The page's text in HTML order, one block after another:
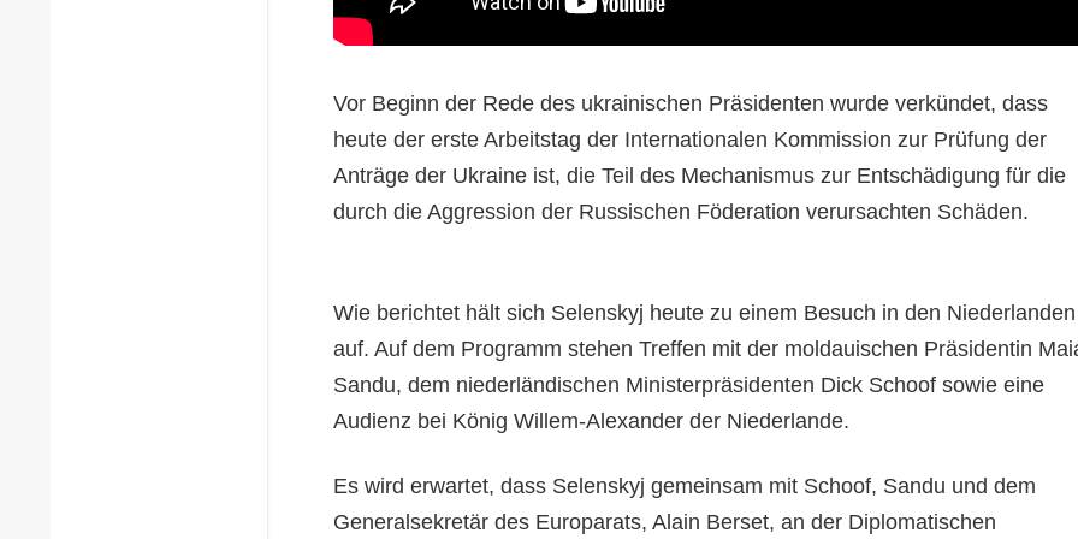
Vor Beginn der Rede des ukrainischen Präsidenten wurde verkündet, dass
heute der erste Arbeitstag der Internationalen Kommission zur Prüfung der
Anträge der Ukraine ist, die Teil des Mechanismus zur Entschädigung für die
durch die Aggression der Russischen Föderation verursachten Schäden.
Wie berichtet hält sich Selenskyj heute zu einem Besuch in den Niederlanden
auf. Auf dem Programm stehen Treffen mit der moldauischen Präsidentin
Sandu, dem niederländischen Ministerpräsidenten Dick Schoof sowie eine
Audienz bei König Willem-Alexander der Niederlande.
Es wird erwartet, dass Selenskyj gemeinsam mit Schoof, Sandu und dem
Generalsekretär des Europarats, Alain Berset, an der Diplomatischen